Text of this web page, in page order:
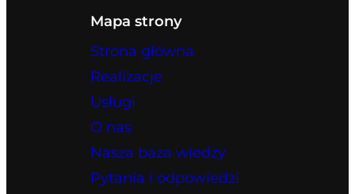
Mapa strony
Strona główna
Realizacje
Usługi
O nas
Nasza baza wiedzy
Pytania i odpowiedzi